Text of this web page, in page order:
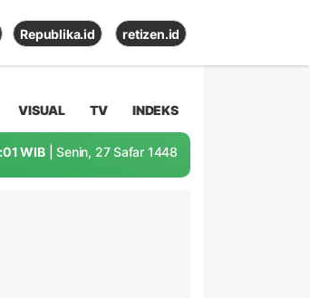
Republika.id retizen.id
VISUAL TV INDEKS
WIB | Senin, 27 Safar 1448